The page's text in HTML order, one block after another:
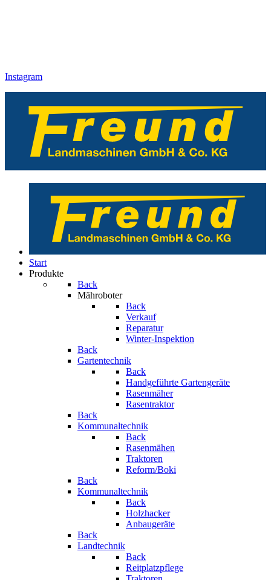
Instagram
Start
Produkte
Back
Mähroboter
Back
Verkauf
Reparatur
Winter-Inspektion
Back
Gartentechnik
Back
Handgeführte Gartengeräte
Rasenmäher
Rasentraktor
Back
Kommunaltechnik
Back
Rasenmähen
Traktoren
Reform/Boki
Back
Kommunaltechnik
Back
Holzhacker
Anbaugeräte
Back
Landtechnik
Back
Reitplatzpflege